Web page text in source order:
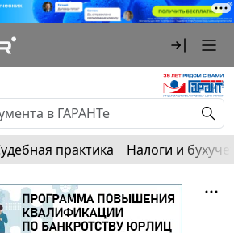
практика Налоги и